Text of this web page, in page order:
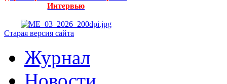
Интервью
Старая версия сайта
Журнал